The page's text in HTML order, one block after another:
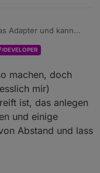
Adapter und kann
Ehrlich gesagt lag
Testen und
DEVELOPER
machen, doch
mir)
ist, das anlegen
und einige
Abstand und lass